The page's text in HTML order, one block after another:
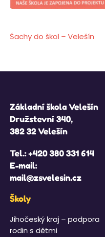
Šachy do škol – Velešín
Základní škola Velešín
Družstevní 340,
382 32 Velešín
Tel.:+420 380 331 614
E-mail:
mail@zsvelesin.cz
Školy
Jihočeský kraj – podpora
rodin s dětmi